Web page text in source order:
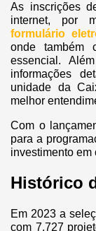
As inscrições
internet, por
formulário
onde também
essencial.
informações
unidade da
melhor
Com o
para a
investimento em
Histórico
Em 2023 a
com 7.727